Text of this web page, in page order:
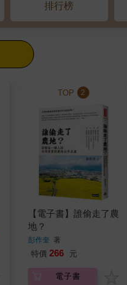
排行榜
TOP 2
【電子書】誰偷走了農
地？
彭作奎 著
特價 266 元
電子書